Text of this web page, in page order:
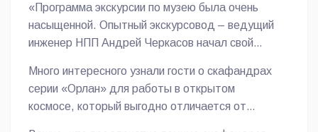
долголетие», сообщает корреспондент газеты
«Люберецкий округ».
«Программа экскурсии по музею была очень
насыщенной. Опытный экскурсовод – ведущий
инженер НПП Андрей Черкасов начал свой
Стрелки, с макетов их спускаемых аппаратов.
Но главными экспонатами музея, безусловно,
являются скафандр и катапультное кресло
Много интересного узнали гости о скафандрах
серии «Орлан» для работы в открытом
космосе, который выгодно отличается от